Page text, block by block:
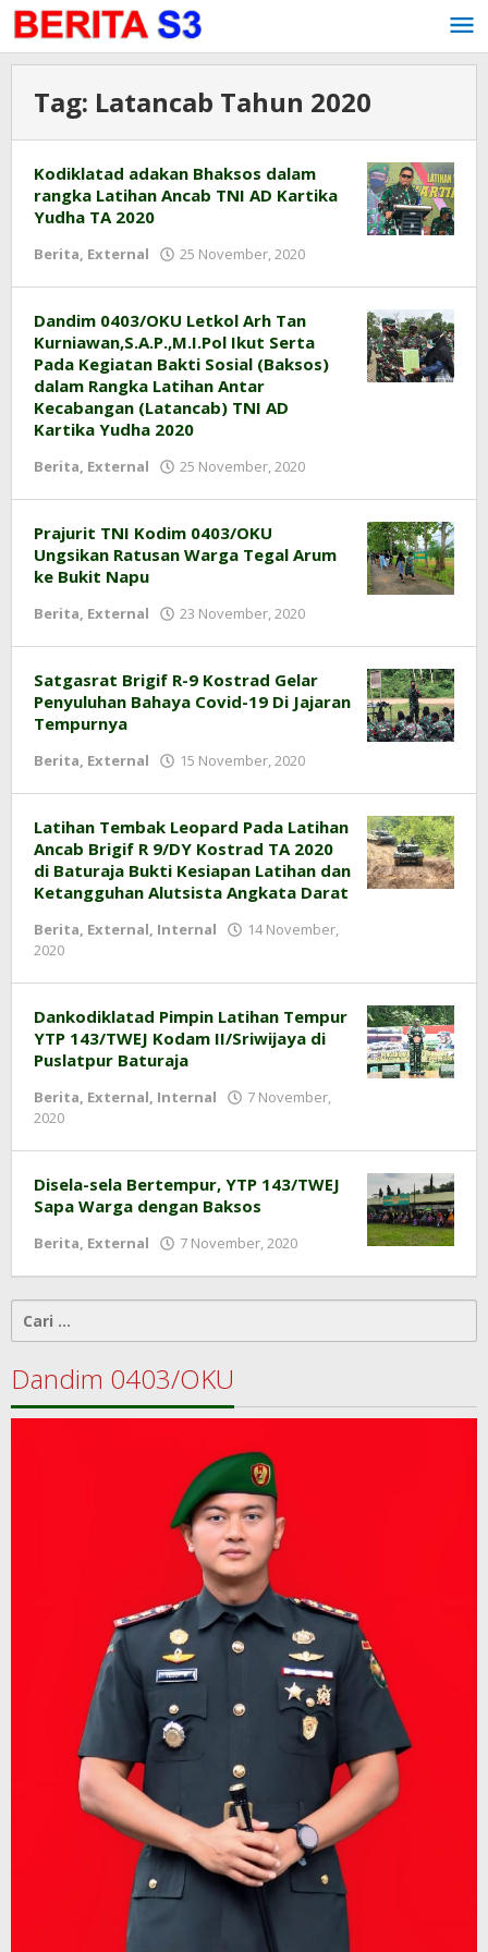
Lewati
ke
konten
Tag: Latancab Tahun 2020
Kodiklatad adakan Bhaksos dalam
rangka Latihan Ancab TNI AD Kartika
Yudha TA 2020
Berita, External 25 November, 2020
Dandim 0403/OKU Letkol Arh Tan
Kurniawan,S.A.P.,M.I.Pol Ikut Serta
Pada Kegiatan Bakti Sosial (Baksos)
dalam Rangka Latihan Antar
Kecabangan (Latancab) TNI AD
Kartika Yudha 2020
Berita, External 25 November, 2020
Prajurit TNI Kodim 0403/OKU
Ungsikan Ratusan Warga Tegal Arum
ke Bukit Napu
Berita, External 23 November, 2020
Satgasrat Brigif R-9 Kostrad Gelar
Penyuluhan Bahaya Covid-19 Di Jajaran
Tempurnya
Berita, External 15 November, 2020
Latihan Tembak Leopard Pada Latihan
Ancab Brigif R 9/DY Kostrad TA 2020
di Baturaja Bukti Kesiapan Latihan dan
Ketangguhan Alutsista Angkata Darat
Berita, External, Internal
14 November,
2020
Dankodiklatad Pimpin Latihan Tempur
YTP 143/TWEJ Kodam II/Sriwijaya di
Puslatpur Baturaja
Berita, External, Internal
7 November,
2020
Disela-sela Bertempur, YTP 143/TWEJ
Sapa Warga dengan Baksos
Berita, External 7 November, 2020
Cari
untuk:
Dandim 0403/OKU